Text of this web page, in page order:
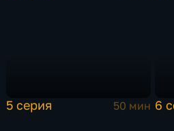
5 серия 50 мин 6